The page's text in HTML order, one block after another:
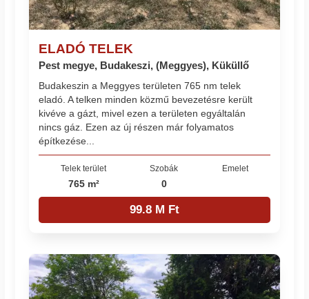
ELADÓ TELEK
Pest megye, Budakeszi, (Meggyes), Küküllő
Budakeszin a Meggyes területen 765 nm telek
eladó. A telken minden közmű bevezetésre került
kivéve a gázt, mivel ezen a területen egyáltalán
nincs gáz. Ezen az új részen már folyamatos
építkezése...
Telek terület
765 m²
Szobák
0
Emelet
99.8 M Ft